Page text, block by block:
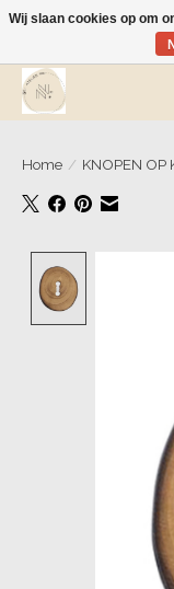
Wij zijn op vakantie!
Home / KNOPEN OP
Wij slaan cookies op om